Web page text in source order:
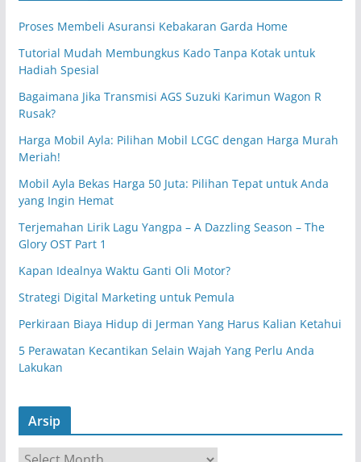
Proses Membeli Asuransi Kebakaran Garda Home
Tutorial Mudah Membungkus Kado Tanpa Kotak untuk
Hadiah Spesial
Bagaimana Jika Transmisi AGS Suzuki Karimun Wagon R
Rusak?
Harga Mobil Ayla: Pilihan Mobil LCGC dengan Harga Murah
Meriah!
Mobil Ayla Bekas Harga 50 Juta: Pilihan Tepat untuk Anda
yang Ingin Hemat
Terjemahan Lirik Lagu Yangpa – A Dazzling Season – The
Glory OST Part 1
Kapan Idealnya Waktu Ganti Oli Motor?
Strategi Digital Marketing untuk Pemula
Perkiraan Biaya Hidup di Jerman Yang Harus Kalian Ketahui
5 Perawatan Kecantikan Selain Wajah Yang Perlu Anda
Lakukan
Arsip